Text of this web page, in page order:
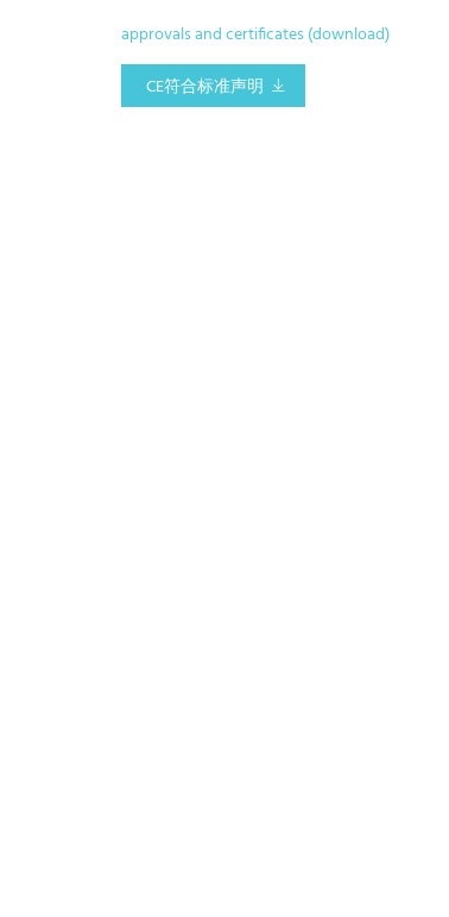
approvals and certificates (download)
CE符合标准声明